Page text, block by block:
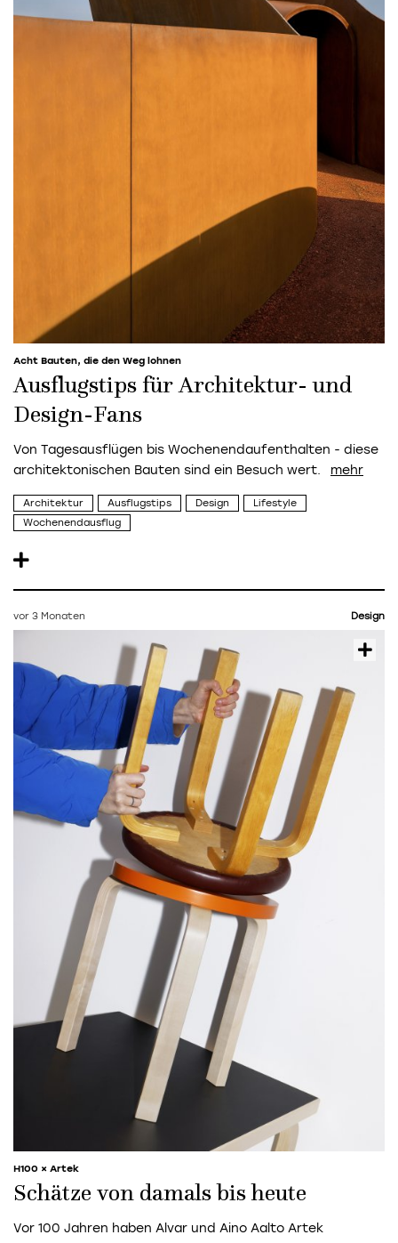
Acht Bauten, die den Weg lohnen
Ausflugstips für Architektur- und
Design-Fans
Von Tagesausflügen bis Wochenendaufenthalten - diese
architektonischen Bauten sind ein Besuch wert.
Architektur Ausflugstips Design
Lifestyle
Wochenendausflug
vor 3 Monaten Design
H100 × Artek
Schätze von damals bis heute
Vor 100 Jahren haben Alvar und Aino Aalto Artek